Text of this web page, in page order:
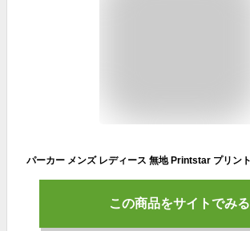
この商品をサイトでみる